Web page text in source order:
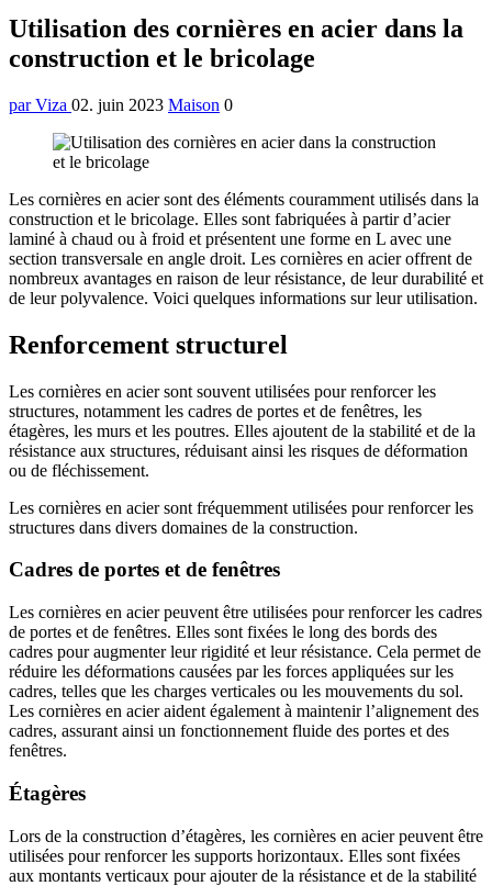
Menu
Utilisation des cornières en acier dans la
construction et le bricolage
par Viza 02. juin 2023 Maison 0
Les cornières en acier sont des éléments couramment utilisés dans la
construction et le bricolage. Elles sont fabriquées à partir d’acier
laminé à chaud ou à froid et présentent une forme en L avec une
section transversale en angle droit. Les cornières en acier offrent de
nombreux avantages en raison de leur résistance, de leur durabilité et
de leur polyvalence. Voici quelques informations sur leur utilisation.
Renforcement structurel
Les cornières en acier sont souvent utilisées pour renforcer les
structures, notamment les cadres de portes et de fenêtres, les
étagères, les murs et les poutres. Elles ajoutent de la stabilité et de la
résistance aux structures, réduisant ainsi les risques de déformation
ou de fléchissement.
Les cornières en acier sont fréquemment utilisées pour renforcer les
structures dans divers domaines de la construction.
Cadres de portes et de fenêtres
Les cornières en acier peuvent être utilisées pour renforcer les cadres
de portes et de fenêtres. Elles sont fixées le long des bords des
cadres pour augmenter leur rigidité et leur résistance. Cela permet de
réduire les déformations causées par les forces appliquées sur les
cadres, telles que les charges verticales ou les mouvements du sol.
Les cornières en acier aident également à maintenir l’alignement des
cadres, assurant ainsi un fonctionnement fluide des portes et des
fenêtres.
Étagères
Lors de la construction d’étagères, les cornières en acier peuvent être
utilisées pour renforcer les supports horizontaux. Elles sont fixées
aux montants verticaux pour ajouter de la résistance et de la stabilité